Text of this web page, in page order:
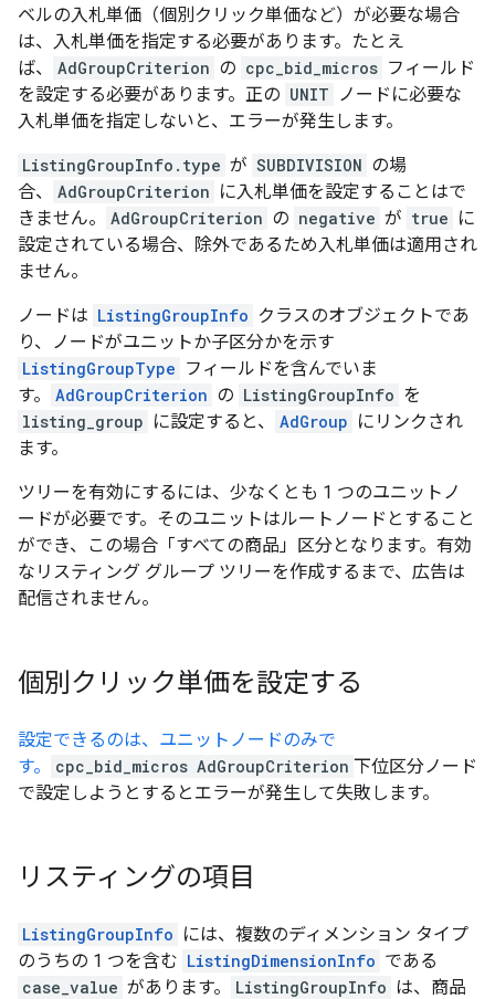
ベルの入札単価（個別クリック単価など）が必要な場合
は、入札単価を指定する必要があります。たとえ
ば、
AdGroupCriterion の cpc_bid_micros フィールド
を設定する必要があります。正の UNIT
ノードに必要な
入札単価を指定しないと、エラーが発生します。
ListingGroupInfo.type が SUBDIVISION の場
合、
AdGroupCriterion に入札単価を設定することはで
きません。
AdGroupCriterion の negative が true に
設定されている場合、除外であるため入札単価は適用され
ません。
ノードは ListingGroupInfo クラスのオブジェクトであ
り、ノードがユニットか子区分かを示す
ListingGroupType フィールドを含んでいま
す。
AdGroupCriterion の ListingGroupInfo を
listing_group に設定すると、 AdGroup にリンクされ
ます。
ツリーを有効にするには、少なくとも 1 つのユニットノ
ードが必要です。そのユニットはルートノードとすること
ができ、この場合「すべての商品」区分となります。有効
なリスティング グループ ツリーを作成するまで、広告は
配信されません。
個別クリック単価を設定する
設定できるのは、ユニットノードのみで
す。
cpc_bid_micros AdGroupCriterion 下位区分ノード
で設定しようとするとエラーが発生して失敗します。
リスティングの項目
ListingGroupInfo には、複数のディメンション タイプ
のうちの 1 つを含む ListingDimensionInfo である
case_value があります。 ListingGroupInfo は、商品